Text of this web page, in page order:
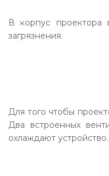
В корпус проектора
загрязнения.
Для того чтобы
Два встроенных
охлаждают